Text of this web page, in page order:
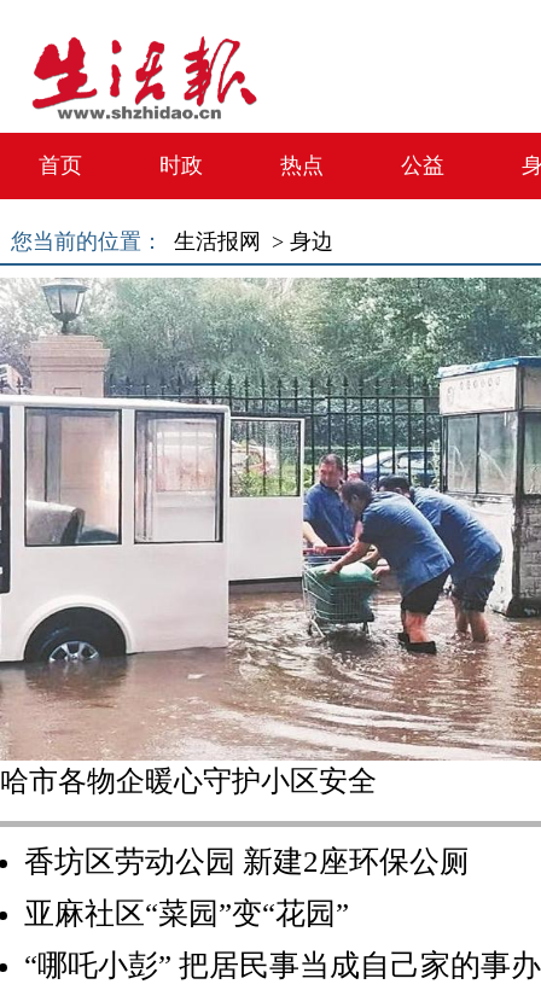
首页 时政 热点 公益
您当前的位置： 生活报网 > 身边
哈市各物企暖心守护小区安全
香坊区劳动公园 新建2座环保公厕
亚麻社区“菜园”变“花园”
“哪吒小彭” 把居民事当成自己家的事办